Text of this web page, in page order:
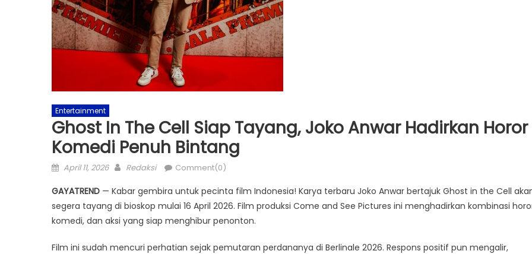
Entertainment
Ghost In The Cell Siap Tayang, Joko Anwar Hadirkan Horor
Komedi Penuh Bintang
Posted
April 11, 2026 Author
Redaksi Comment(0)
GAYATREND — Kabar gembira untuk pecinta film Indonesia! Karya terbaru Joko Anwar bertajuk Ghost in the Cell
segera tayang di bioskop mulai 16 April 2026. Film produksi Come and See Pictures ini menghadirkan kombinasi
komedi, dan aksi yang siap menghibur penonton.
Film ini sudah mencuri perhatian sejak pemutaran perdananya di Berlinale 2026. Respons positif pun mengalir,